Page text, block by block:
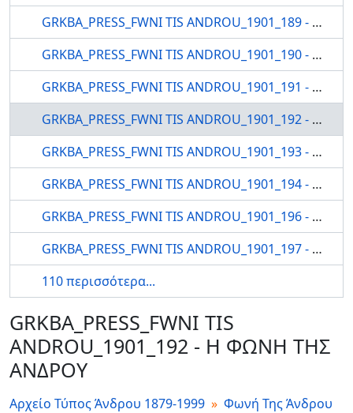
GRKBA_PRESS_FWNI TIS ANDROU_1901_189 - Η ΦΩΝΗ ΤΗΣ ΑΝΔΡΟΥ
GRKBA_PRESS_FWNI TIS ANDROU_1901_190 - Η ΦΩΝΗ ΤΗΣ ΑΝΔΡΟΥ
GRKBA_PRESS_FWNI TIS ANDROU_1901_191 - Η ΦΩΝΗ ΤΗΣ ΑΝΔΡΟΥ
GRKBA_PRESS_FWNI TIS ANDROU_1901_192 - Η ΦΩΝΗ ΤΗΣ ΑΝΔΡΟΥ
GRKBA_PRESS_FWNI TIS ANDROU_1901_193 - Η ΦΩΝΗ ΤΗΣ ΑΝΔΡΟΥ
GRKBA_PRESS_FWNI TIS ANDROU_1901_194 - Η ΦΩΝΗ ΤΗΣ ΑΝΔΡΟΥ
GRKBA_PRESS_FWNI TIS ANDROU_1901_196 - Η ΦΩΝΗ ΤΗΣ ΑΝΔΡΟΥ
GRKBA_PRESS_FWNI TIS ANDROU_1901_197 - Η ΦΩΝΗ ΤΗΣ ΑΝΔΡΟΥ
110 περισσότερα...
GRKBA_PRESS_FWNI TIS
ANDROU_1901_192 - Η ΦΩΝΗ ΤΗΣ
ΑΝΔΡΟΥ
Αρχείο Τύπος Άνδρου 1879-1999
Φωνή Της Άνδρου